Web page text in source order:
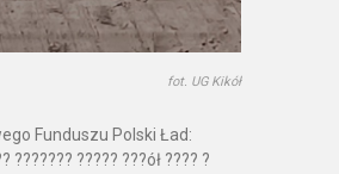
fot. UG Kikół
Funduszu Polski Ład:
????? ???ół ???? ?